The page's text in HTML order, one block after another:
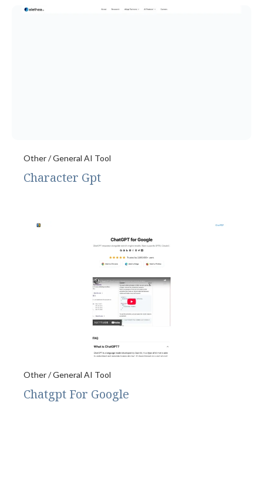
Other / General AI Tool
Character Gpt
Other / General AI Tool
Chatgpt For Google